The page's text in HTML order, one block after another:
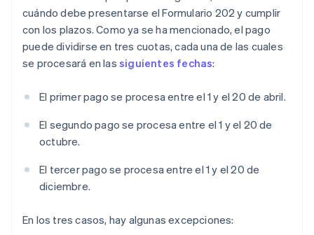
cuándo debe presentarse el Formulario 202 y cumplir
con los plazos. Como ya se ha mencionado, el pago
puede dividirse en tres cuotas, cada una de las cuales
se procesará en las siguientes fechas:
El primer pago se procesa entre el 1 y el 20 de abril.
El segundo pago se procesa entre el 1 y el 20 de
octubre.
El tercer pago se procesa entre el 1 y el 20 de
diciembre.
En los tres casos, hay algunas excepciones: